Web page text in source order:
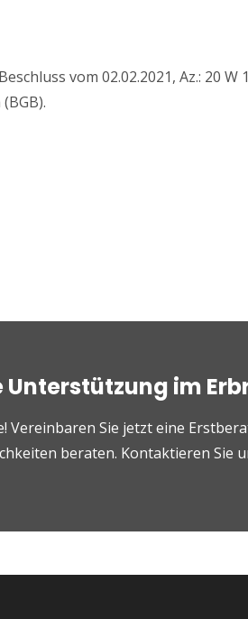
vom 02.02.2021, Az.: 20 W
im
Vereinbaren Sie jetzt eine
beraten. Kontaktieren Sie